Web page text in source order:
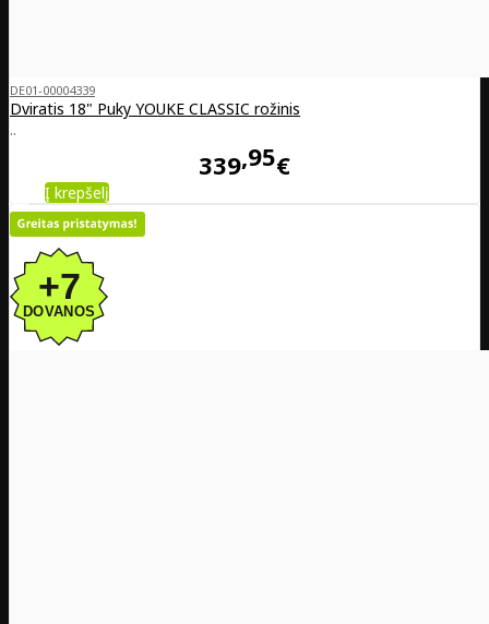
DE01-00004339
Dviratis 18" Puky YOUKE CLASSIC rožinis
..
339 95€
Į krepšelį